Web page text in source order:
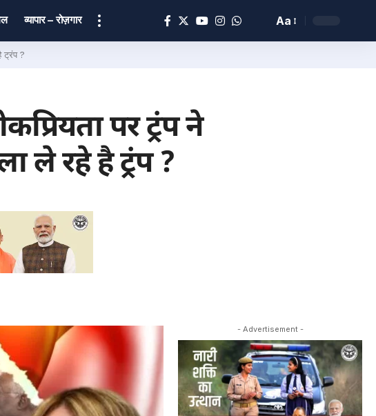
व्यापार – रोज़गार Aa
ट्रंप ?
पर ट्रंप ने
ले रहे है ट्रंप ?
- Advertisement -